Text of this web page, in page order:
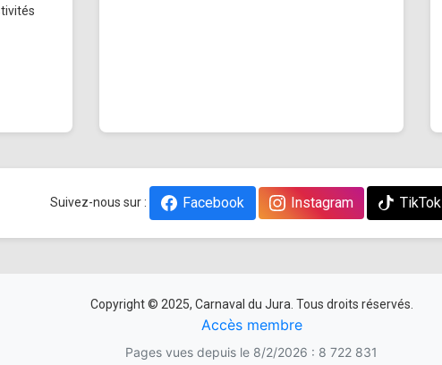
Suivez-nous sur : Facebook Instagram TikTok
Copyright © 2025, Carnaval du Jura. Tous droits réservés.
Accès membre
Pages vues depuis le 8/2/2026 : 8 722 831